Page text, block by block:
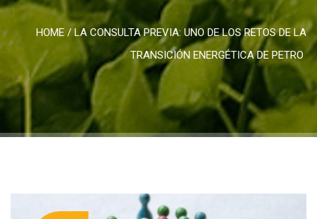
HOME /LA CONSULTA PREVIA: UNO DE LOS RETOS DE LA
TRANSICIÓN ENERGÉTICA DE PETRO